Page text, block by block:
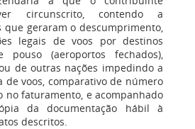
circunscrito, contendo a
que geraram o descumprimento,
legais de voos por destinos
pouso (aeroportos fechados),
de outras nações impedindo a
de voos, comparativo de número
no faturamento, e acompanhado
da documentação hábil à
descritos.